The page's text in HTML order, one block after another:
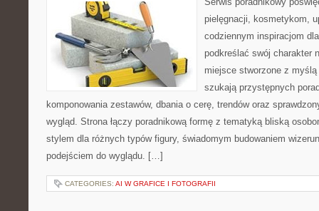
pielęgnacji, kosmetykom,
codziennym inspiracjom
podkreślać swój charakter
miejsce stworzone z
szukają przystępnych
komponowania zestawów, dbania o cerę, trendów oraz
wygląd. Strona łączy poradnikową formę z tematyką bliską
stylem dla różnych typów figury, świadomym budowaniem
podejściem do wyglądu. […]
CATEGORIES: AI W GRAFICE I FOTOGRAFII